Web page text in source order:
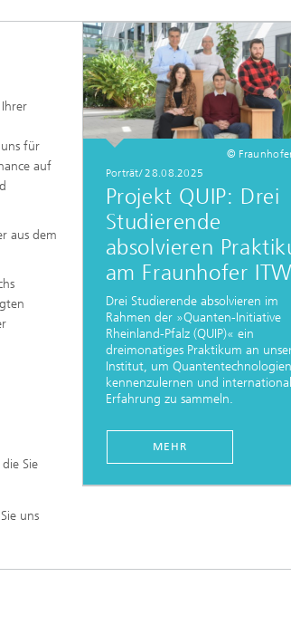
für
auf
aus dem
Sie
uns
©
Porträt/ 28.08.2025
Projekt QUIP: Drei
Studierende
absolvieren
am Fraunhofer
Drei Studierende absolvieren im
Rahmen der »Quanten-Initiative
Rheinland-Pfalz (QUIP)« ein
dreimonatiges Praktikum an
Institut, um Quantentechnologien
kennenzulernen und
Erfahrung zu sammeln.
MEHR